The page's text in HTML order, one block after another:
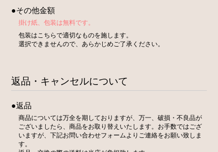
●その他金額
掛け紙、包装は無料です。
包装はこちらで適切なものを施します。
選択できませんので、あらかじめご了承ください。
返品・キャンセルについて
●返品
商品については万全を期しておりますが、万一、破損・不良品が
ございましたら、商品をお取り替えいたします。お手数ではござ
いますが、下記お問い合わせフォームよりご連絡をお願い致しま
す。